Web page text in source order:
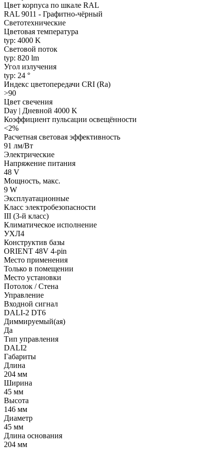
Цвет корпуса по шкале RAL
RAL 9011 - Графитно-чёрный
Светотехнические
Цветовая температура
typ: 4000 K
Световой поток
typ: 820 lm
Угол излучения
typ: 24 °
Индекс цветопередачи CRI (Ra)
>90
Цвет свечения
Day | Дневной 4000 K
Коэффициент пульсации освещённости
<2%
Расчетная световая эффективность
91 лм/Вт
Электрические
Напряжение питания
48 V
Мощность, макс.
9 W
Эксплуатационные
Класс электробезопасности
III (3-й класс)
Климатическое исполнение
УХЛ4
Конструктив базы
ORIENT 48V 4-pin
Место применения
Только в помещении
Место установки
Потолок / Cтена
Управление
Входной сигнал
DALI-2 DT6
Диммируемый(ая)
Да
Тип управления
DALI2
Габариты
Длина
204 мм
Ширина
45 мм
Высота
146 мм
Диаметр
45 мм
Длина основания
204 мм